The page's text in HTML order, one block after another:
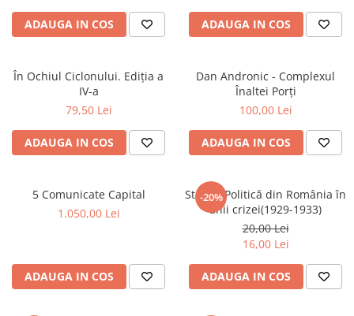
ADAUGA IN COS ADAUGA IN COS
În Ochiul Ciclonului. Ediția a
IV-a
79,50 Lei
ADAUGA IN COS
Dan Andronic - Complexul
Înaltei Porți
100,00 Lei
ADAUGA IN COS
5 Comunicate Capital
1.050,00 Lei
ADAUGA IN COS
-20%
Stânga Politică din România în
anii crizei(1929-1933)
20,00 Lei
16,00 Lei
ADAUGA IN COS